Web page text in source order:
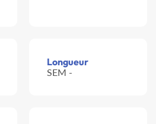
Longueur
SEM -